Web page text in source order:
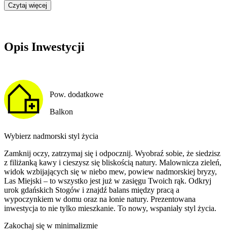
Czytaj więcej
Opis Inwestycji
Pow. dodatkowe
Balkon
Wybierz nadmorski styl życia
Zamknij oczy, zatrzymaj się i odpocznij. Wyobraź sobie, że siedzisz
z filiżanką kawy i cieszysz się bliskością natury. Malownicza zieleń,
widok wzbijających się w niebo mew, powiew nadmorskiej bryzy,
Las Miejski – to wszystko jest już w zasięgu Twoich rąk. Odkryj
urok gdańskich Stogów i znajdź balans między pracą a
wypoczynkiem w domu oraz na łonie natury. Prezentowana
inwestycja to nie tylko mieszkanie. To nowy, wspaniały styl życia.
Zakochaj się w minimalizmie